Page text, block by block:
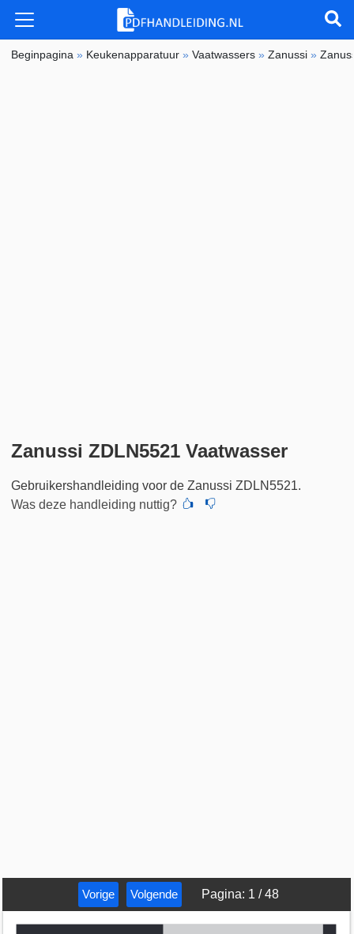
Beginpagina » Keukenapparatuur »Vaatwassers »Zanussi »
Zanussi ZDLN5521 Vaatwasser
Gebruikershandleiding voor de Zanussi ZDLN5521.
Was deze handleiding nuttig?
Vorige Volgende Pagina: 1 /48